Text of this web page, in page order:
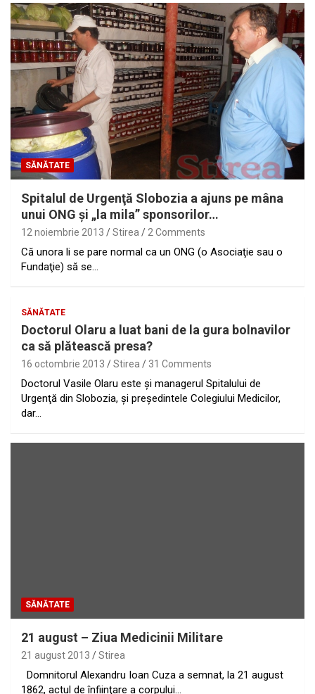
SĂNĂTATE
Spitalul de Urgenţă Slobozia a ajuns pe mâna
unui ONG şi „la mila” sponsorilor…
12 noiembrie 2013 Stirea 2 Comments
Că unora li se pare normal ca un ONG (o Asociaţie sau o
Fundaţie) să se…
SĂNĂTATE
Doctorul Olaru a luat bani de la gura bolnavilor
ca să plătească presa?
16 octombrie 2013 Stirea 31 Comments
Doctorul Vasile Olaru este şi managerul Spitalului de
Urgenţă din Slobozia, şi preşedintele Colegiului Medicilor,
dar…
SĂNĂTATE
21 august – Ziua Medicinii Militare
21 august 2013 Stirea
Domnitorul Alexandru Ioan Cuza a semnat, la 21 august
1862, actul de înfiinţare a corpului…